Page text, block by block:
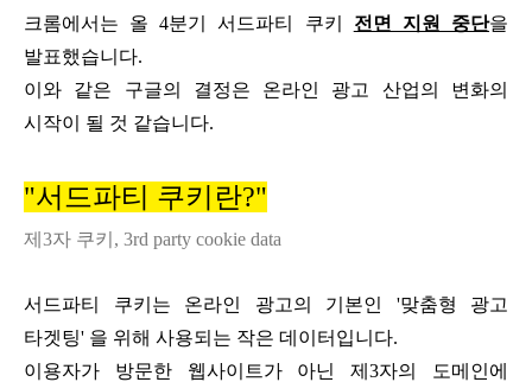
크롬에서는 올 4분기 서드파티 쿠키 전면 지원 중단을
발표했습니다.
이와 같은 구글의 결정은 온라인 광고 산업의 변화의
시작이 될 것 같습니다.
"서드파티 쿠키란?"
제3자 쿠키, 3rd party cookie data
서드파티 쿠키는 온라인 광고의 기본인 '맞춤형 광고
타겟팅' 을 위해 사용되는 작은 데이터입니다.
이용자가 방문한 웹사이트가 아닌 제3자의 도메인에